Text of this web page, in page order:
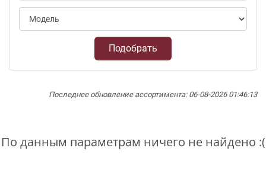
Подобрать
Последнее обновление ассортимента: 06-08-2026 01:46:13
По данным параметрам ничего не найдено :(